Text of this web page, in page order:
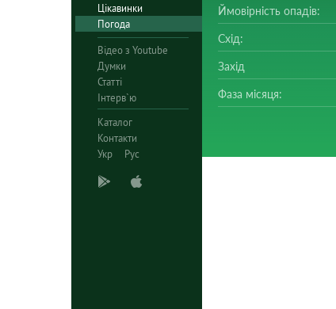
Цікавинки
Погода
Відео з Youtube
Думки
Статті
Інтерв`ю
Каталог
Контакти
Укр
Рус
Ймовірність опадів:
Схід:
Захід
Фаза місяця: